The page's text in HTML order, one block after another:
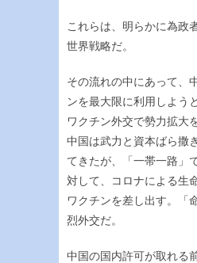
これらは、明らかに為政
世界戦略だ。
その流れの中にあって、
ンを最大限に利用しよう
ワクチン外交で勢力拡大
中国は武力と資本ばら撒
てきたが、「一帯一路」
対して、コロナによる生
ワクチンを差し出す。「
烈外交だ。
中国の国内許可が取れる